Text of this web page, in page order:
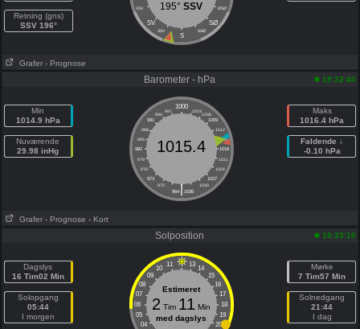
Retning (gns)
SSV 196°
VSV ØSØ
SV SØ
SSV SSØ
S
195°SSV
Grafer - Prognose
Barometer - hPa 19:32:40
Min
1014.9 hPa
Nuværende
29.98 inHg
1000
997 1003
994
1006
991
1009
988
1012
985
1015
982
1018
979
1021
976
1024
973
1027
970
1030
|
964 1036
1015.4
Maks
1016.4 hPa
Faldende ↓
-0.10 hPa
Grafer - Prognose - Kort
Solposition 19:33:10
Dagslys
16 Tim02 Min
Solopgang
05:44
I morgen
11 13
10
14
09
15
08
16
07
17
06
18
05
19
04
20
Estimeret
2 Tim 11 Min
med dagslys
Mørke
7 Tim57 Min
Solnedgang
21:44
I dag